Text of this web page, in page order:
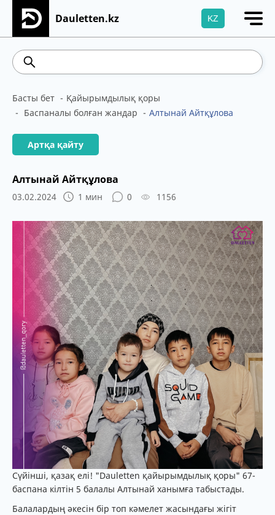
Dauletten.kz KZ
Сіздің өтінішіңіз сәтті жіберілді, Рақмет!
Басты бет
Қайырымдылық қоры
Баспаналы болған жандар
Алтынай Айтқұлова
Артқа қайту
Алтынай Айтқұлова
03.02.2024 1 мин 0 1156
Сүйінші, қазақ елі! "Dauletten қайырымдылық қоры" 67-
баспана кілтін 5 балалы Алтынай ханымға табыстады.
Балалардың әкесін бір топ кәмелет жасындағы жігіт